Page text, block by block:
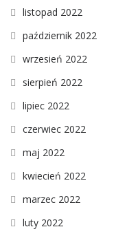
listopad 2022
październik 2022
wrzesień 2022
sierpień 2022
lipiec 2022
czerwiec 2022
maj 2022
kwiecień 2022
marzec 2022
luty 2022